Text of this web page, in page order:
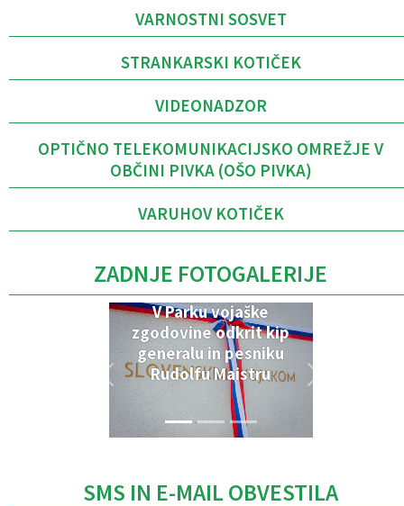
VARNOSTNI SOSVET
STRANKARSKI KOTIČEK
VIDEONADZOR
OPTIČNO TELEKOMUNIKACIJSKO OMREŽJE V
OBČINI PIVKA (OŠO PIVKA)
VARUHOV KOTIČEK
ZADNJE FOTOGALERIJE
V Parku vojaške
zgodovine odkrit kip
generalu in pesniku
Rudolfu Maistru
SMS IN E-MAIL OBVESTILA